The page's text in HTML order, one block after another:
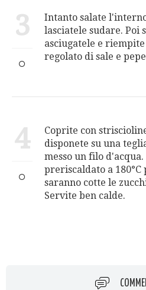
3
Intanto salate
lasciatele sudare. Poi
asciugatele e
regolato di sale e
4
Coprite con
disponete su una
messo un filo
preriscaldato a
saranno cotte le
Servite ben calde.